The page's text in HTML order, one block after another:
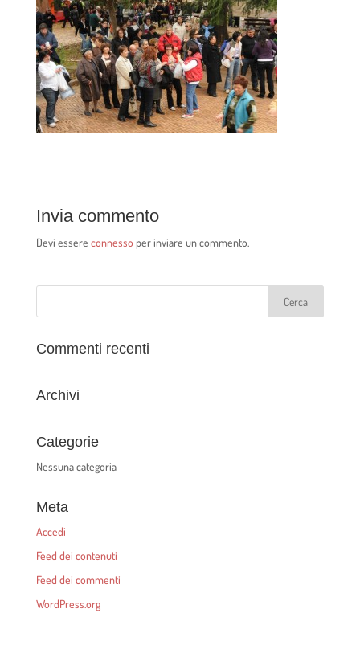
Invia commento
Devi essere connesso per inviare un commento.
Commenti recenti
Archivi
Categorie
Nessuna categoria
Meta
Accedi
Feed dei contenuti
Feed dei commenti
WordPress.org